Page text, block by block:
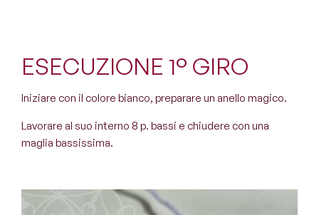
ESECUZIONE 1° GIRO
Iniziare con il colore bianco, preparare un anello magico.
Lavorare al suo interno 8 p. bassi e chiudere con una
maglia bassissima.